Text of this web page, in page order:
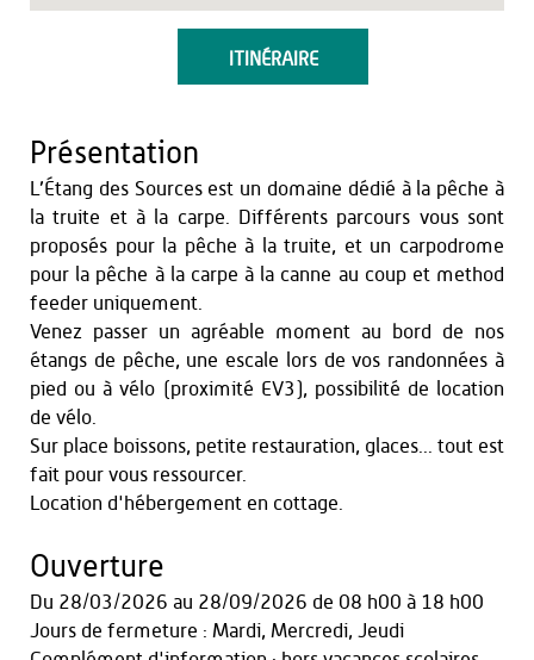
ITINÉRAIRE
Présentation
L’Étang des Sources est un domaine dédié à la pêche à
la truite et à la carpe. Différents parcours vous sont
proposés pour la pêche à la truite, et un carpodrome
pour la pêche à la carpe à la canne au coup et method
feeder uniquement.
Venez passer un agréable moment au bord de nos
étangs de pêche, une escale lors de vos randonnées à
pied ou à vélo (proximité EV3), possibilité de location
de vélo.
Sur place boissons, petite restauration, glaces... tout est
fait pour vous ressourcer.
Location d'hébergement en cottage.
Ouverture
Du 28/03/2026 au 28/09/2026 de 08 h00 à 18 h00
Jours de fermeture : Mardi, Mercredi, Jeudi